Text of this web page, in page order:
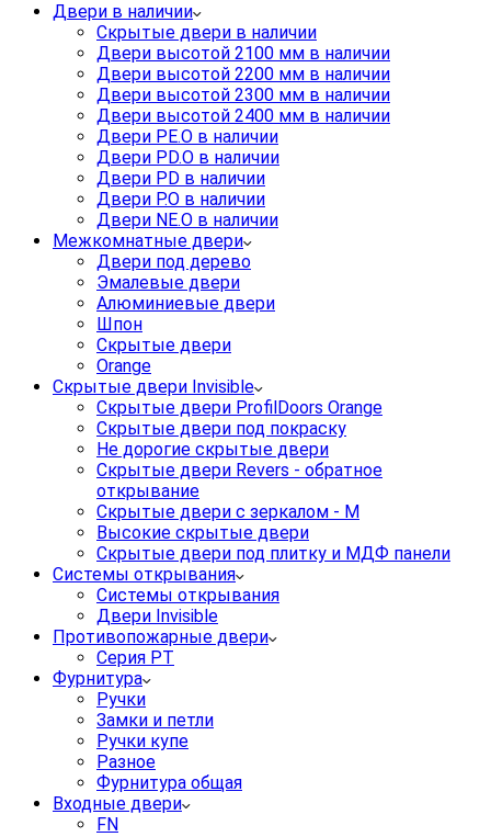
Двери в наличии
Скрытые двери в наличии
Двери высотой 2100 мм в наличии
Двери высотой 2200 мм в наличии
Двери высотой 2300 мм в наличии
Двери высотой 2400 мм в наличии
Двери PE.O в наличии
Двери PD.O в наличии
Двери PD в наличии
Двери P.O в наличии
Двери NE.O в наличии
Межкомнатные двери
Двери под дерево
Эмалевые двери
Алюминиевые двери
Шпон
Скрытые двери
Orange
Скрытые двери Invisible
Скрытые двери ProfilDoors Orange
Скрытые двери под покраску
Не дорогие скрытые двери
Скрытые двери Revers - обратное
открывание
Скрытые двери с зеркалом - M
Высокие скрытые двери
Скрытые двери под плитку и МДФ панели
Системы открывания
Системы открывания
Двери Invisible
Противопожарные двери
Серия PT
Фурнитура
Ручки
Замки и петли
Ручки купе
Разное
Фурнитура общая
Входные двери
FN